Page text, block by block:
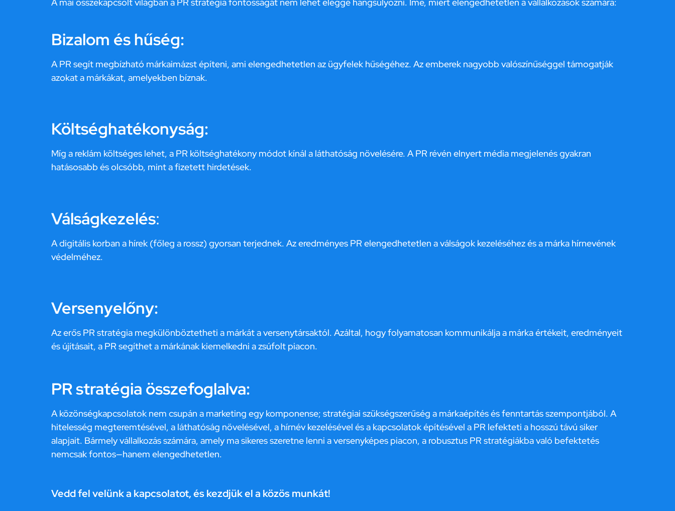
Bizalom és hűség:
A PR segít megbízható márkaimázst építeni, ami elengedhetetlen az ügyfelek hűségéhez. Az emberek nagyobb valószínűséggel támogatják
azokat a márkákat, amelyekben bíznak.
Költséghatékonyság:
Míg a reklám költséges lehet, a PR költséghatékony módot kínál a láthatóság növelésére. A PR révén elnyert média megjelenés gyakran
hatásosabb és olcsóbb, mint a fizetett hirdetések.
Válságkezelés:
A digitális korban a hírek (főleg a rossz) gyorsan terjednek. Az eredményes PR elengedhetetlen a válságok kezeléséhez és a márka hírnevének
védelméhez.
Versenyelőny:
Az erős PR stratégia megkülönböztetheti a márkát a versenytársaktól. Azáltal, hogy folyamatosan kommunikálja a márka értékeit, eredményeit
és újításait, a PR segíthet a márkának kiemelkedni a zsúfolt piacon.
PR stratégia összefoglalva:
A közönségkapcsolatok nem csupán a marketing egy komponense; stratégiai szükségszerűség a márkaépítés és fenntartás szempontjából. A
hitelesség megteremtésével, a láthatóság növelésével, a hírnév kezelésével és a kapcsolatok építésével a PR lefekteti a hosszú távú siker
alapjait. Bármely vállalkozás számára, amely ma sikeres szeretne lenni a versenyképes piacon, a robusztus PR stratégiákba való befektetés
nemcsak fontos—hanem elengedhetetlen.
Vedd fel velünk a kapcsolatot, és kezdjük el a közös munkát!